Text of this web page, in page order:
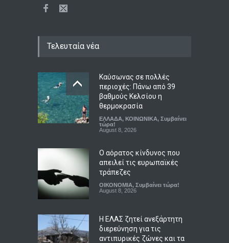
Τελευταία νέα
Καύσωνας σε πολλές
περιοχές: Πάνω από 39
βαθμούς Κελσίου η
θερμοκρασία
ΕΛΛΑΔΑ, ΚΟΙΝΩΝΙΚΑ, Συμβαίνει
τώρα!
August 8, 2026
Ο αόρατος κίνδυνος που
απειλεί τις ευρωπαϊκές
τράπεζες
ΟΙΚΟΝΟΜΙΑ, Συμβαίνει τώρα!
August 8, 2026
Η ΕΛΑΣ ζητεί ανεξάρτητη
διερεύνηση για τις
αντιπυρικές ζώνες και τα